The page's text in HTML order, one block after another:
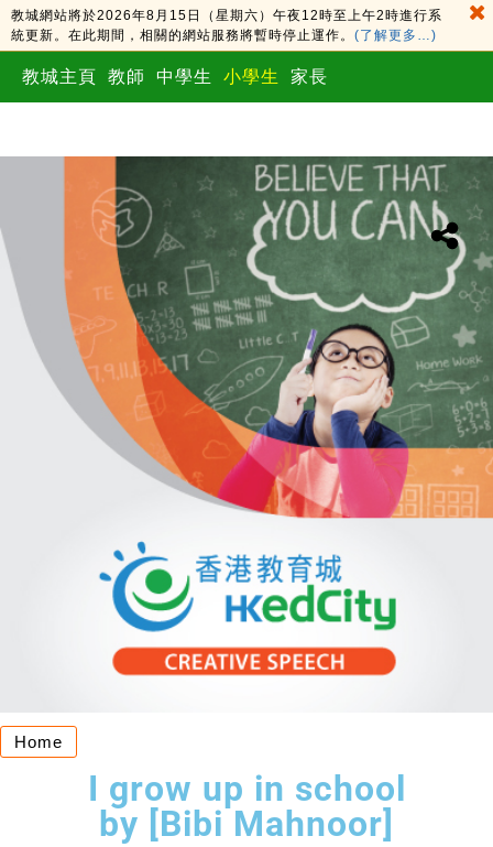
教城網站將於2026年8月15日（星期六）午夜12時至上午2時進行系
統更新。在此期間，相關的網站服務將暫時停止運作。 (了解更多…)
教城主頁 教師 中學生 小學生 家長
Home
I grow up in school
by [Bibi Mahnoor]